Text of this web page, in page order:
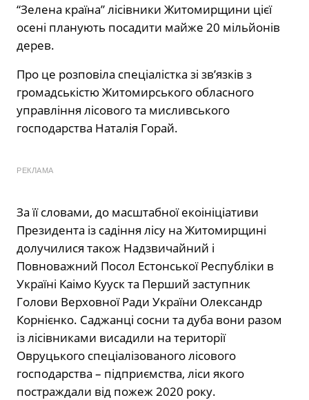
“Зелена країна” лісівники Житомирщини цієї
осені планують посадити майже 20 мільйонів
дерев.
Про це розповіла спеціалістка зі зв’язків з
громадськістю Житомирського обласного
управління лісового та мисливського
господарства Наталія Горай.
РЕКЛАМА
За її словами, до масштабної екоініціативи
Президента із садіння лісу на Житомирщині
долучилися також Надзвичайний і
Повноважний Посол Естонської Республіки в
Україні Каімо Кууск та Перший заступник
Голови Верховної Ради України Олександр
Корнієнко. Саджанці сосни та дуба вони разом
із лісівниками висадили на території
Овруцького спеціалізованого лісового
господарства – підприємства, ліси якого
постраждали від пожеж 2020 року.